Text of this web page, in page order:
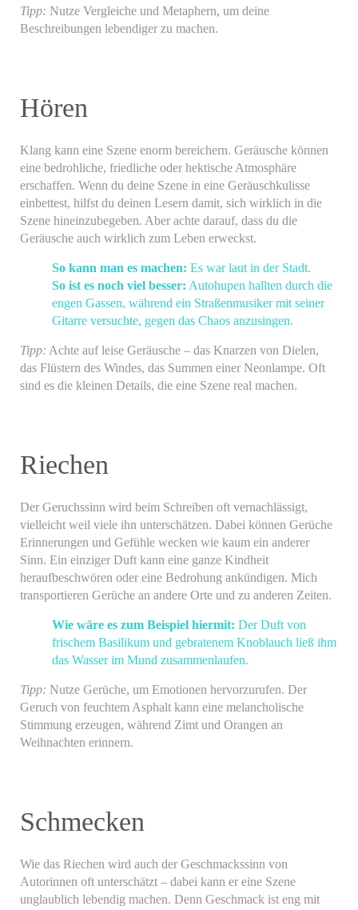
Tipp: Nutze Vergleiche und Metaphern, um deine
Beschreibungen lebendiger zu machen.
Hören
Klang kann eine Szene enorm bereichern. Geräusche können
eine bedrohliche, friedliche oder hektische Atmosphäre
erschaffen. Wenn du deine Szene in eine Geräuschkulisse
einbettest, hilfst du deinen Lesern damit, sich wirklich in die
Szene hineinzubegeben. Aber achte darauf, dass du die
Geräusche auch wirklich zum Leben erweckst.
So kann man es machen: Es war laut in der Stadt.
So ist es noch viel besser: Autohupen hallten durch die
engen Gassen, während ein Straßenmusiker mit seiner
Gitarre versuchte, gegen das Chaos anzusingen.
Tipp: Achte auf leise Geräusche – das Knarzen von Dielen,
das Flüstern des Windes, das Summen einer Neonlampe. Oft
sind es die kleinen Details, die eine Szene real machen.
Riechen
Der Geruchssinn wird beim Schreiben oft vernachlässigt,
vielleicht weil viele ihn unterschätzen. Dabei können Gerüche
Erinnerungen und Gefühle wecken wie kaum ein anderer
Sinn. Ein einziger Duft kann eine ganze Kindheit
heraufbeschwören oder eine Bedrohung ankündigen. Mich
transportieren Gerüche an andere Orte und zu anderen Zeiten.
Wie wäre es zum Beispiel hiermit: Der Duft von
frischem Basilikum und gebratenem Knoblauch ließ ihm
das Wasser im Mund zusammenlaufen.
Tipp: Nutze Gerüche, um Emotionen hervorzurufen. Der
Geruch von feuchtem Asphalt kann eine melancholische
Stimmung erzeugen, während Zimt und Orangen an
Weihnachten erinnern.
Schmecken
Wie das Riechen wird auch der Geschmackssinn von
Autorinnen oft unterschätzt – dabei kann er eine Szene
unglaublich lebendig machen. Denn Geschmack ist eng mit